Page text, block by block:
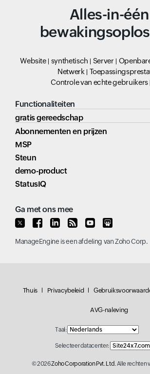
Alles-in-één
Website synthetisch Server
Netwerk
Controle van echte gebruikers
Functionaliteiten
gratis gereedschap
Abonnementen en prijzen
MSP
Steun
demo-product
StatusIQ
Ga met ons mee
ManageEngine is een afdeling vanZoho Corp.
Thuis Privacybeleid
AVG-naleving
Taal:
Selecteer datacenter:
© 2026Zoho Corporation Pvt. Ltd. Alle rechten